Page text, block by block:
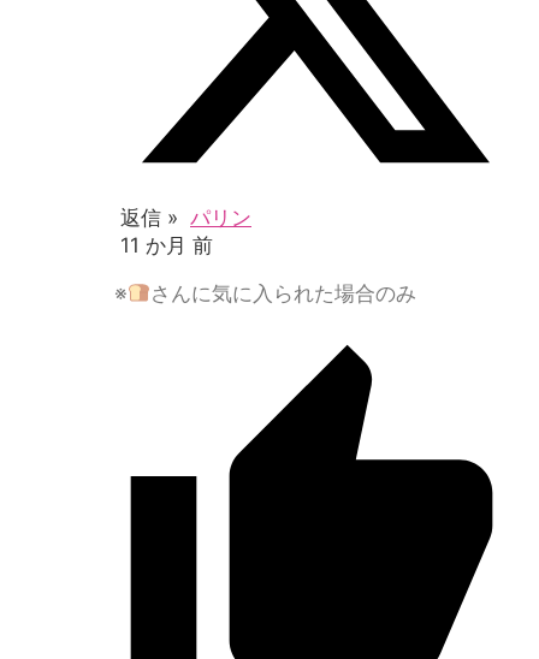
返信 » パリン
11 か月 前
※
さんに気に入られた場合のみ